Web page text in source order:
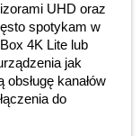
UHD oraz
spotykam w
4K Lite lub
jak
kanałów
do